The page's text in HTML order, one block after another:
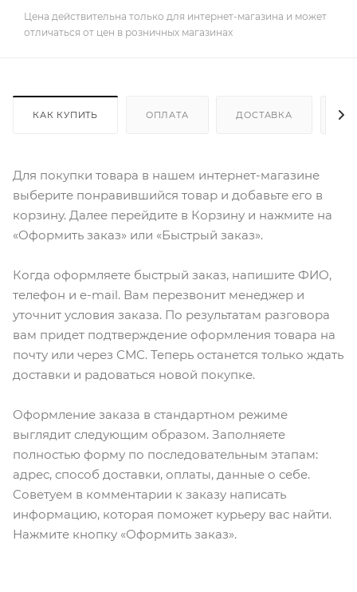
Цена действительна только для интернет-магазина и может
отличаться от цен в розничных магазинах
КАК КУПИТЬ ОПЛАТА ДОСТАВКА
Для покупки товара в нашем интернет-магазине
выберите понравившийся товар и добавьте его в
корзину. Далее перейдите в Корзину и нажмите на
«Оформить заказ» или «Быстрый заказ».
Когда оформляете быстрый заказ, напишите ФИО,
телефон и e-mail. Вам перезвонит менеджер и
уточнит условия заказа. По результатам разговора
вам придет подтверждение оформления товара на
почту или через СМС. Теперь останется только ждать
доставки и радоваться новой покупке.
Оформление заказа в стандартном режиме
выглядит следующим образом. Заполняете
полностью форму по последовательным этапам:
адрес, способ доставки, оплаты, данные о себе.
Советуем в комментарии к заказу написать
информацию, которая поможет курьеру вас найти.
Нажмите кнопку «Оформить заказ».